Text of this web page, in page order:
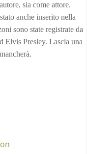
sia come attore.
anche inserito nella
sono state registrate da
Elvis Presley. Lascia una